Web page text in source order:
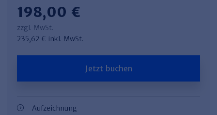
198,00 €
zzgl. MwSt.
235,62 € inkl. MwSt.
Jetzt buchen
Aufzeichnung